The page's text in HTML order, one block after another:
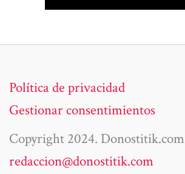
Política de privacidad
Gestionar consentimientos
Copyright 2024. Donostitik.com
redaccion@donostitik.com